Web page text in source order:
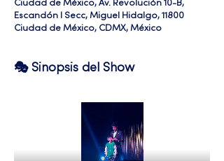
Ciudad de México, Av. Revolución 10-B,
Escandón I Secc, Miguel Hidalgo, 11800
Ciudad de México, CDMX, México
🎭 Sinopsis del Show